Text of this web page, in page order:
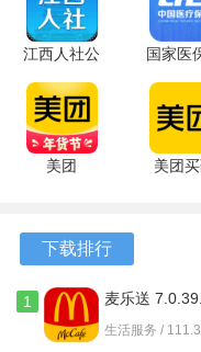
保护，确保每位用户的
4、全方位的服务支持
云予停车不仅提供停车
位的服务支持，包括停
出更明智的选择。
1、支持一键预约车位
寻找的麻烦，节省了宝
2、平台提供车位出租
江西人社公
共服务平台
正式版
v1.9.1 安卓
版
国家医
务平
最新
美团
美团
下载排行
1 麦乐送
生活服务 /